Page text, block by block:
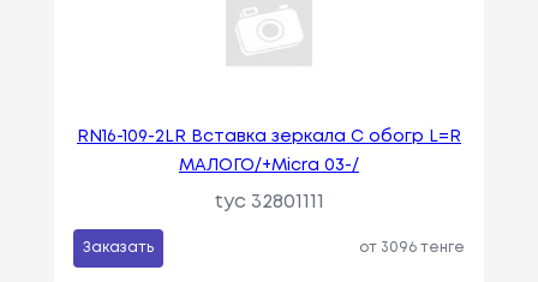
RN16-109-2LR Вставка зеркала C oбогр L=R
МАЛОГО/+Micra 03-/
tyc 32801111
Заказать от 3096 тенге